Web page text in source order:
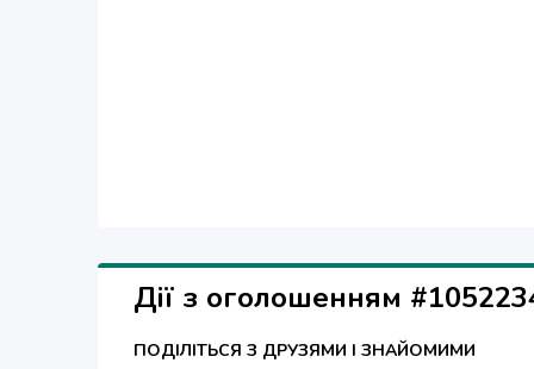
Дії з оголошенням
ПОДІЛІТЬСЯ З ДРУЗЯМИ І ЗНАЙОМИМИ